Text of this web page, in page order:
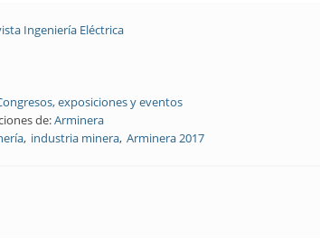
Ingeniería Eléctrica
exposiciones y eventos
de:Arminera
industria minera Arminera 2017
Minería | Concluyó Arminera 2017: crece la industria minera